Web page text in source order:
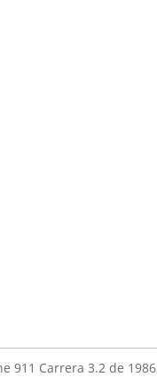
911 Carrera 3.2 de 1986